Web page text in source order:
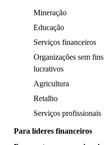
Mineração
Educação
Serviços financeiros
Organizações sem fins
lucrativos
Agricultura
Retalho
Serviços profissionais
Para líderes financeiros